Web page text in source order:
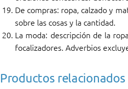
De compras: ropa, calzado y
sobre las cosas y la cantidad.
La moda: descripción de la
focalizadores. Adverbios
Productos relacionados